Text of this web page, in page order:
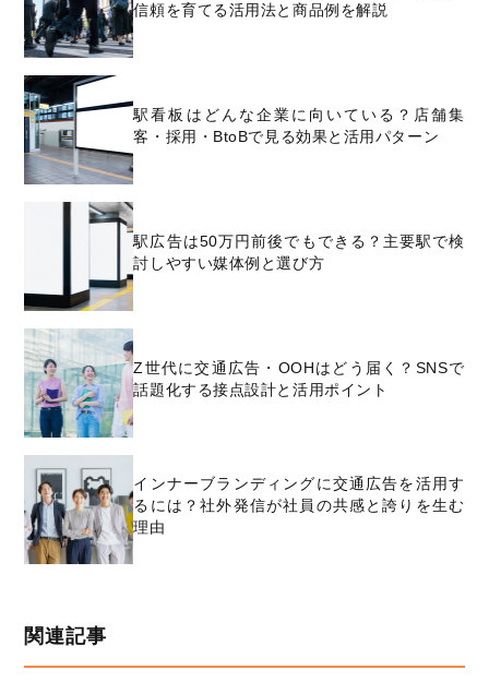
信頼を育てる活用法と商品例を解説
駅看板はどんな企業に向いている？店舗集
客・採用・BtoBで見る効果と活用パターン
駅広告は50万円前後でもできる？主要駅で検
討しやすい媒体例と選び方
Z世代に交通広告・OOHはどう届く？SNSで
話題化する接点設計と活用ポイント
インナーブランディングに交通広告を活用す
るには？社外発信が社員の共感と誇りを生む
理由
関連記事